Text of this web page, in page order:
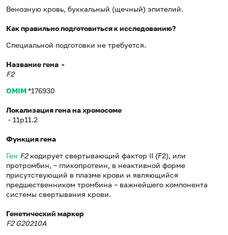
Венозную кровь, буккальный (щечный) эпителий.
Как правильно подготовиться к исследованию?
Специальной подготовки не требуется.
Название гена -
F2
OMIM *176930
Локализация гена на хромосоме
- 11p11.2
Функция гена
Ген F2кодирует свертывающий фактор II (F2), или
протромбин, – гликопротеин, в неактивной форме
присутствующий в плазме крови и являющийся
предшественником тромбина – важнейшего компонента
системы свертывания крови.
Генетический маркер
F2 G20210А